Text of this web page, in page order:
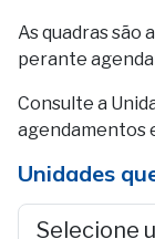
As quadras são
perante
Consulte a
agendamentos
Unidades